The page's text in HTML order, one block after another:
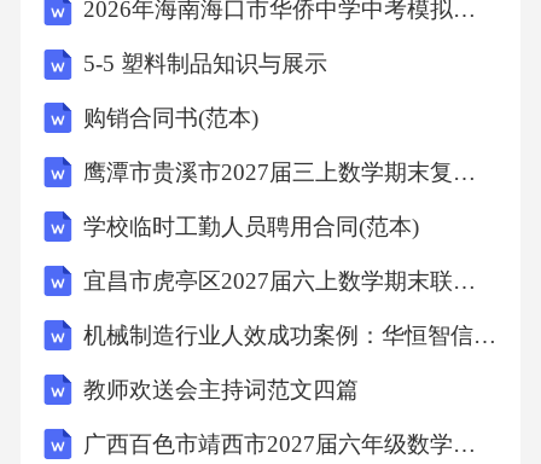
2026年海南海口市华侨中学中考模拟地理试卷（文字版含答案）
5-5 塑料制品知识与展示
购销合同书(范本)
鹰潭市贵溪市2027届三上数学期末复习检测模拟试题含解析
学校临时工勤人员聘用合同(范本)
宜昌市虎亭区2027届六上数学期末联考模拟试题含解析
机械制造行业人效成功案例：华恒智信破解人员流失成本高
教师欢送会主持词范文四篇
广西百色市靖西市2027届六年级数学第一学期期末质量跟踪监视试题含解析